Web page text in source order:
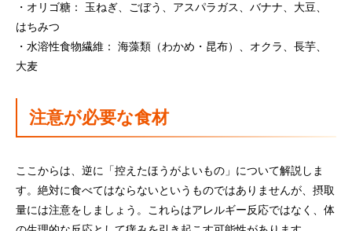
・オリゴ糖： 玉ねぎ、ごぼう、アスパラガス、バナナ、大豆、
はちみつ
・水溶性食物繊維： 海藻類（わかめ・昆布）、オクラ、長芋、
大麦
注意が必要な食材
ここからは、逆に「控えたほうがよいもの」について解説しま
す。絶対に食べてはならないというものではありませんが、摂取
量には注意をしましょう。これらはアレルギー反応ではなく、体